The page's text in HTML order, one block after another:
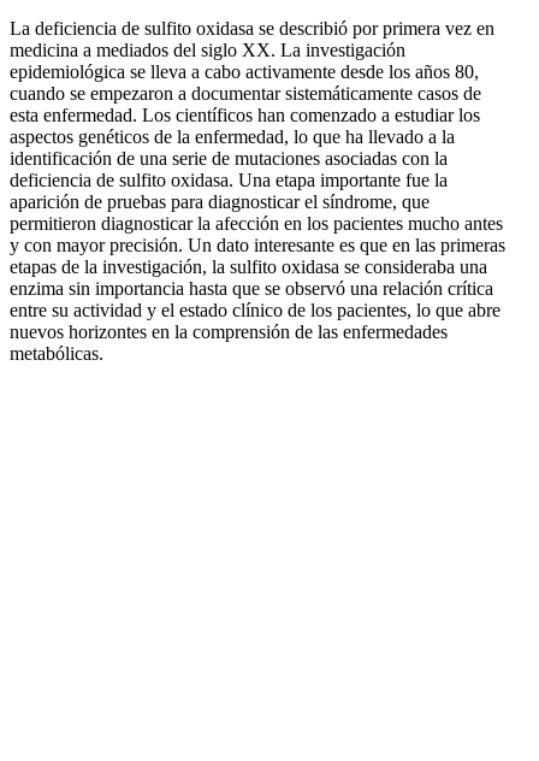
La deficiencia de sulfito oxidasa se describió por primera vez en
medicina a mediados del siglo XX. La investigación
epidemiológica se lleva a cabo activamente desde los años 80,
cuando se empezaron a documentar sistemáticamente casos de
esta enfermedad. Los científicos han comenzado a estudiar los
aspectos genéticos de la enfermedad, lo que ha llevado a la
identificación de una serie de mutaciones asociadas con la
deficiencia de sulfito oxidasa. Una etapa importante fue la
aparición de pruebas para diagnosticar el síndrome, que
permitieron diagnosticar la afección en los pacientes mucho antes
y con mayor precisión. Un dato interesante es que en las primeras
etapas de la investigación, la sulfito oxidasa se consideraba una
enzima sin importancia hasta que se observó una relación crítica
entre su actividad y el estado clínico de los pacientes, lo que abre
nuevos horizontes en la comprensión de las enfermedades
metabólicas.